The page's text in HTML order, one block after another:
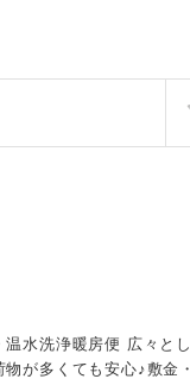
水洗浄暖房便 広々とし
が多くても安心♪敷金・